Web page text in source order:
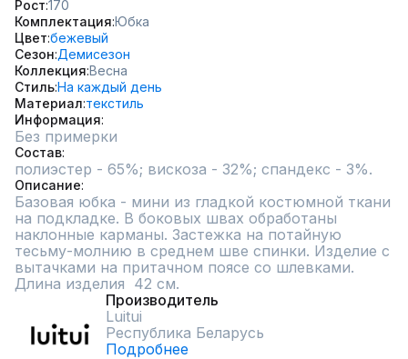
Рост 170
Комплектация Юбка
Цвет бежевый
Сезон Демисезон
Коллекция Весна
СтильНа каждый день
Материал текстиль
Информация
Без примерки
Состав
полиэстер - 65%; вискоза - 32%; спандекс - 3%.
Описание
Базовая юбка - мини из гладкой костюмной ткани
на подкладке. В боковых швах обработаны
наклонные карманы. Застежка на потайную
тесьму-молнию в среднем шве спинки. Изделие с
вытачками на притачном поясе со шлевками.
Длина изделия  42 см.
Производитель
Luitui
Республика Беларусь
Подробнее